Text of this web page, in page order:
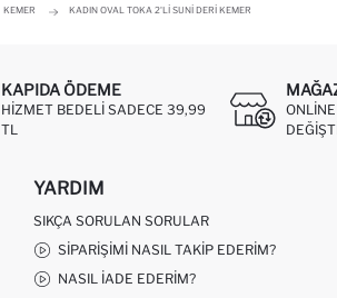
KEMER KADIN OVAL TOKA 2'LI SUNI DERI KEMER
KAPIDA ÖDEME
HIZMET BEDELI SADECE 39,99
TL
YARDIM
SIKÇA SORULAN SORULAR
SIPARIŞIMI NASIL TAKIP EDERIM?
NASIL İADE EDERIM?